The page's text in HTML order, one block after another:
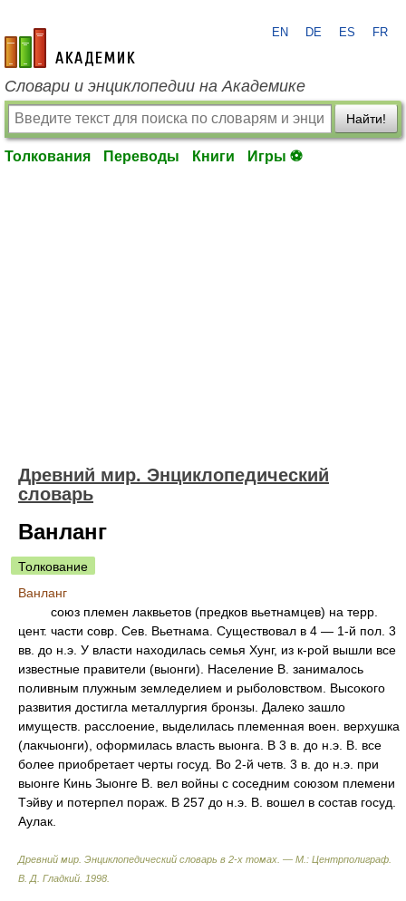
academic.ru
EN DE ES FR
Словари и энциклопедии на Академике
Найти!
Толкования Переводы Книги Игры ⚽
Древний мир. Энциклопедический
словарь
Ванланг
Толкование
Ванланг
союз племен лаквьетов (предков вьетнамцев) на терр.
цент. части совр. Сев. Вьетнама. Существовал в 4 — 1-й пол. 3
вв. до н.э. У власти находилась семья Хунг, из к-рой вышли все
известные правители (выонги). Население В. занималось
поливным плужным земледелием и рыболовством. Высокого
развития достигла металлургия бронзы. Далеко зашло
имуществ. расслоение, выделилась племенная воен. верхушка
(лакчыонги), оформилась власть выонга. В 3 в. до н.э. В. все
более приобретает черты госуд. Во 2-й четв. 3 в. до н.э. при
выонге Кинь Зыонге В. вел войны с соседним союзом племени
Тэйву и потерпел пораж. В 257 до н.э. В. вошел в состав госуд.
Аулак.
Древний мир. Энциклопедический словарь в 2-х томах. — М.: Центрполиграф
В. Д. Гладкий 1998